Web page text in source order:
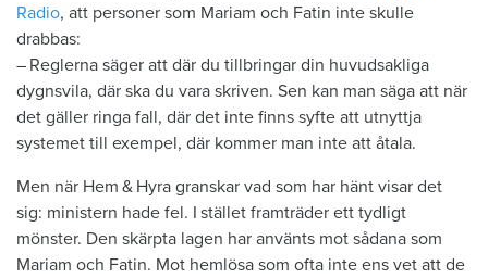
Radio, att personer som Mariam och Fatin inte skulle
drabbas:
– Reglerna säger att där du tillbringar din huvudsakliga
dygnsvila, där ska du vara skriven. Sen kan man säga att när
det gäller ringa fall, där det inte finns syfte att utnyttja
systemet till exempel, där kommer man inte att åtala.
Men när Hem & Hyra granskar vad som har hänt visar det
sig: ministern hade fel. I stället framträder ett tydligt
mönster. Den skärpta lagen har använts mot sådana som
Mariam och Fatin. Mot hemlösa som ofta inte ens vet att de